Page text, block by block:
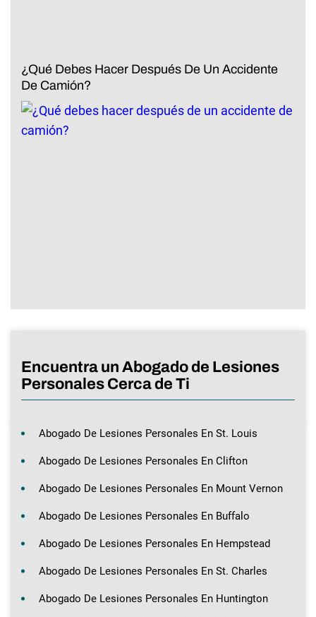
¿Qué Debes Hacer Después De Un Accidente
De Camión?
Encuentra un Abogado de Lesiones
Personales Cerca de Ti
Abogado De Lesiones Personales En St. Louis
Abogado De Lesiones Personales En Clifton
Abogado De Lesiones Personales En Mount Vernon
Abogado De Lesiones Personales En Buffalo
Abogado De Lesiones Personales En Hempstead
Abogado De Lesiones Personales En St. Charles
Abogado De Lesiones Personales En Huntington